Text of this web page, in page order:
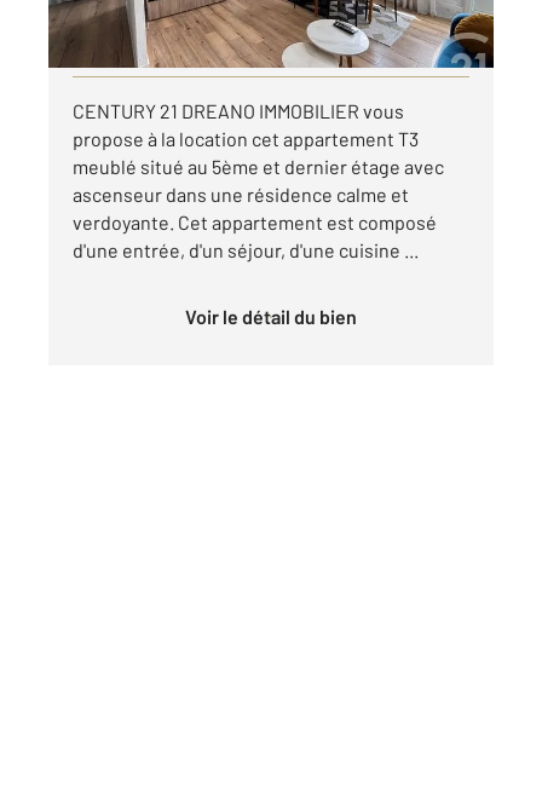
par mois charges comprises
Visiter le site dédié
CENTURY 21 DREANO IMMOBILIER vous
propose à la location cet appartement T3
meublé situé au 5ème et dernier étage avec
ascenseur dans une résidence calme et
verdoyante. Cet appartement est composé
d'une entrée, d'un séjour, d'une cuisine ...
Voir le détail du bien